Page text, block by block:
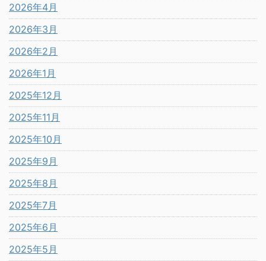
2026年4月
2026年3月
2026年2月
2026年1月
2025年12月
2025年11月
2025年10月
2025年9月
2025年8月
2025年7月
2025年6月
2025年5月